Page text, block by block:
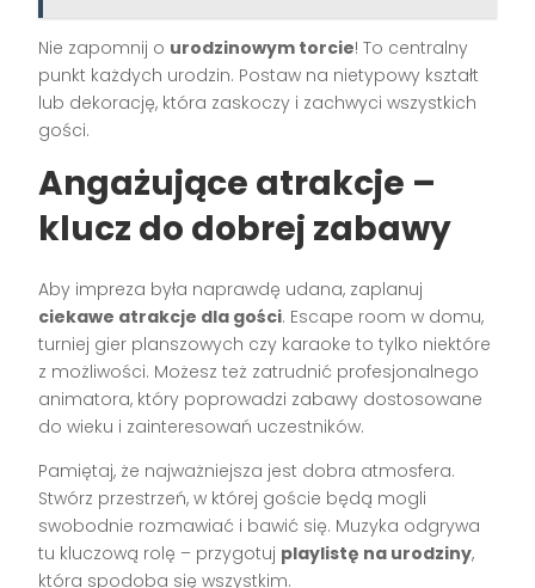
Nie zapomnij o urodzinowym torcie! To centralny
punkt każdych urodzin. Postaw na nietypowy kształt
lub dekorację, która zaskoczy i zachwyci wszystkich
gości.
Angażujące atrakcje –
klucz do dobrej zabawy
Aby impreza była naprawdę udana, zaplanuj
ciekawe atrakcje dla gości. Escape room w domu,
turniej gier planszowych czy karaoke to tylko niektóre
z możliwości. Możesz też zatrudnić profesjonalnego
animatora, który poprowadzi zabawy dostosowane
do wieku i zainteresowań uczestników.
Pamiętaj, że najważniejsza jest dobra atmosfera.
Stwórz przestrzeń, w której goście będą mogli
swobodnie rozmawiać i bawić się. Muzyka odgrywa
tu kluczową rolę – przygotuj playlistę na urodziny,
która spodoba się wszystkim.